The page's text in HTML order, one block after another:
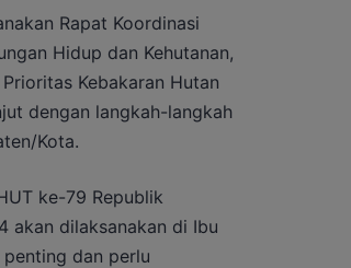
Rapat Koordinasi
Hidup dan Kehutanan,
Prioritas Kebakaran Hutan
dengan langkah-langkah
Kota.
ke-79 Republik
akan dilaksanakan di Ibu
penting dan perlu